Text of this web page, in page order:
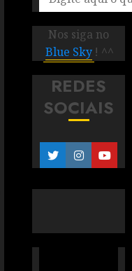
Nos siga no
Blue Sky ! ^^
REDES
SOCIAIS